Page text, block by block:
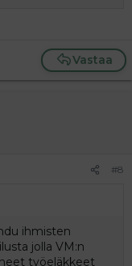
Vastaa
#8
ihmisten
jolla VM:n
työeläkkeet